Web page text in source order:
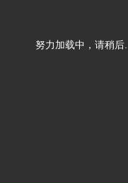
努力加载中，请稍后...